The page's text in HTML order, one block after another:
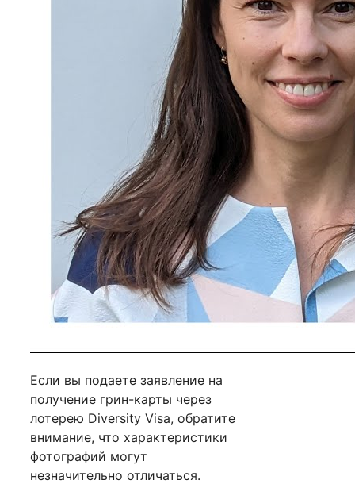
Если вы подаете заявление на
получение грин-карты через
лотерею Diversity Visa, обратите
внимание, что характеристики
фотографий могут
незначительно отличаться.